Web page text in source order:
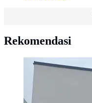
Rekomendasi